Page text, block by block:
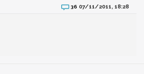
36 07/11/2011, 18:28